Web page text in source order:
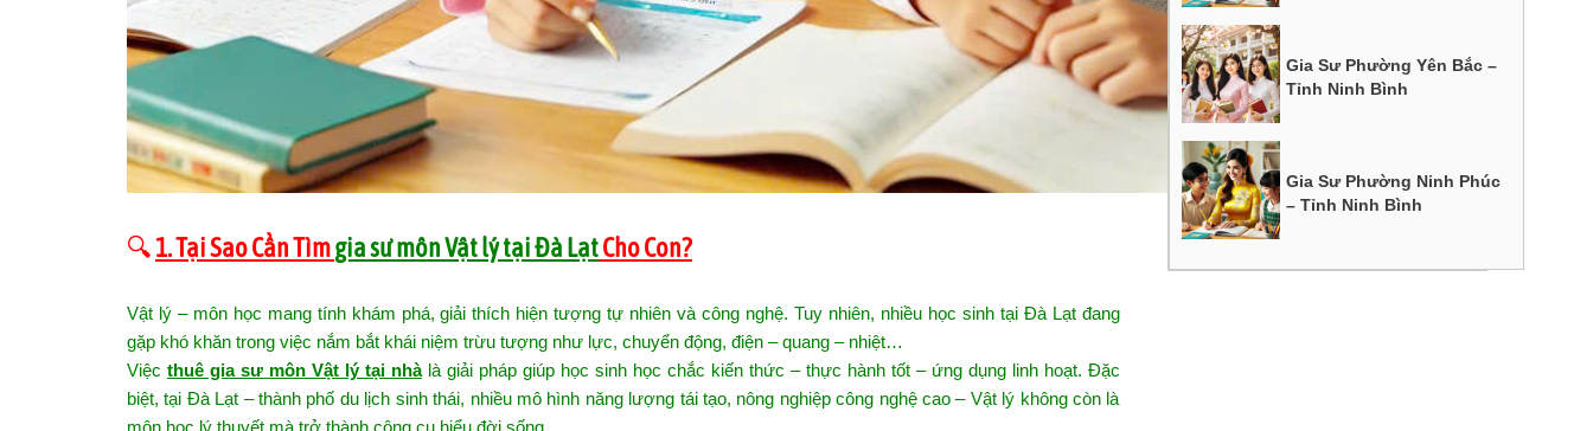
🔍1. Tại Sao Cần Tìmgia sư môn Vật lý tại Đà LạtCho Con?
Vật lý – môn học mang tính khám phá, giải thích hiện tượng tự nhiên và công nghệ. Tuy nhiên, nhiều học sinh tại Đà Lạt đang
gặp khó khăn trong việc nắm bắt khái niệm trừu tượng như lực, chuyển động, điện – quang – nhiệt…
Việc thuê gia sư môn Vật lý tại nhàlà giải pháp giúp học sinh học chắc kiến thức – thực hành tốt – ứng dụng linh hoạt. Đặc
biệt, tại Đà Lạt – thành phố du lịch sinh thái, nhiều mô hình năng lượng tái tạo, nông nghiệp công nghệ cao – Vật lý không còn là
môn học lý thuyết mà trở thành công cụ hiểu đời sống.
Gia Sư Phường Yên Bắc –
Tỉnh Ninh Bình
Gia Sư Phường Ninh Phúc
– Tỉnh Ninh Bình